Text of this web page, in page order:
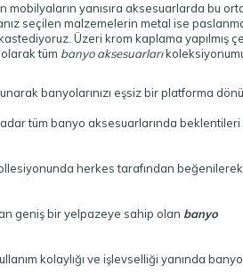
yanısıra aksesuarlarda bu
seçilen malzemelerin metal ise
Üzeri krom kaplama yapılmış
olarak tüm banyo aksesuarları
banyolarınızı eşsiz bir platforma
tüm banyo aksesuarlarında beklentileri
herkes tarafından
geniş bir yelpazeye sahip olan banyo
kolaylığı ve işlevselliği yanında